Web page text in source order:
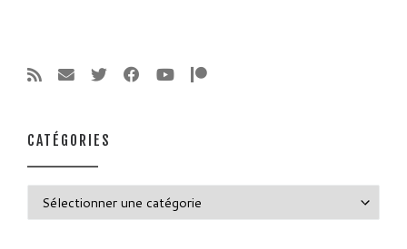
CATÉGORIES